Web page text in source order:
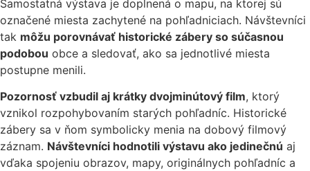
Samostatná výstava je doplnená o mapu, na ktorej sú
označené miesta zachytené na pohľadniciach. Návštevníci
tak môžu porovnávať historické zábery so súčasnou
podobou obce a sledovať, ako sa jednotlivé miesta
postupne menili.
Pozornosť vzbudil aj krátky dvojminútový film, ktorý
vznikol rozpohybovaním starých pohľadníc. Historické
zábery sa v ňom symbolicky menia na dobový filmový
záznam. Návštevníci hodnotili výstavu ako jedinečnú aj
vďaka spojeniu obrazov, mapy, originálnych pohľadníc a